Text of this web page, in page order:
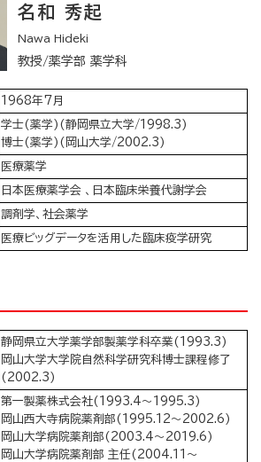
名和 秀起
Nawa Hideki
教授/薬学部 薬学科
1968年7月
学士(薬学)(静岡県立大学/1998.3)
博士(薬学)(岡山大学/2002.3)
医療薬学
日本医療薬学会 、日本臨床栄養代謝学会
調剤学、社会薬学
医療ビッグデータを活用した臨床疫学研究
静岡県立大学薬学部製薬学科卒業(1993.3)
岡山大学大学院自然科学研究科博士課程修了
(2002.3)
第一製薬株式会社(1993.4～1995.3)
岡山西大寺病院薬剤部(1995.12～2002.6)
岡山大学病院薬剤部(2003.4～2019.6)
岡山大学病院薬剤部 主任(2004.11～